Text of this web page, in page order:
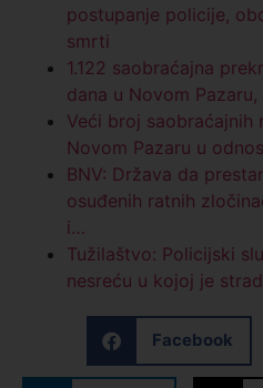
postupanje policije,
smrti
1.122 saobraćajna
dana u Novom
Veći broj saobraćajnih
Novom Pazaru u
BNV: Država da
osuđenih ratnih
i…
Tužilaštvo: Policijski
nesreću u kojoj je
Facebook